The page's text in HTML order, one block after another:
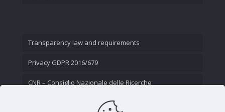
Transparency law and requirements
Privacy GDPR 2016/679
CNR – Consiglio Nazionale delle Ricerche